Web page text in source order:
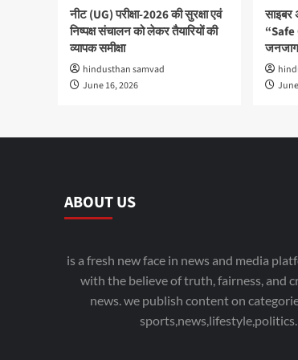
नीट (UG) परीक्षा-2026 की सुरक्षा एवं
निष्पक्ष संचालन को लेकर तैयारियों की
व्यापक समीक्षा
hindusthan samvad
June 16, 2026
साइबर
“Safe
ABOUT US
is a fresh new face in news and media
with the believe of truth, fairness, and
news. we publish content on
sports,news,lifestyle,politics.